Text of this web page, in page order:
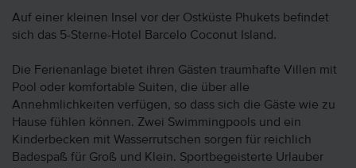
Auf einer kleinen Insel vor der Ostküste Phukets befindet
sich das 5-Sterne-Hotel Barcelo Coconut Island.
Die Ferienanlage bietet ihren Gästen traumhafte Villen mit
Pool oder komfortable Suiten, die über alle
Annehmlichkeiten verfügen, so dass sich die Gäste wie zu
Hause fühlen können. Zwei Swimmingpools und ein
Kinderbecken mit Wasserrutschen sorgen für reichlich
Badespaß für Groß und Klein. Sportbegeisterte Urlauber